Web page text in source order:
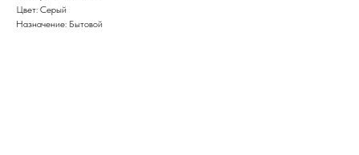
Цвет: Серый
Назначение: Бытовой